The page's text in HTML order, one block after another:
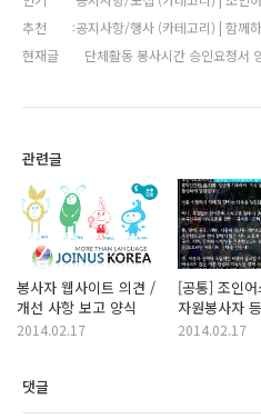
추천
공지사항/행사 (카테고리) | 함께
현재글
단체활동 봉사시간 승인요청서
관련글
봉사자 웹사이트 의견 /
개선 사항 보고 양식
2014.02.17
[공통] 조인
자원봉사자
2014.02.17
댓글